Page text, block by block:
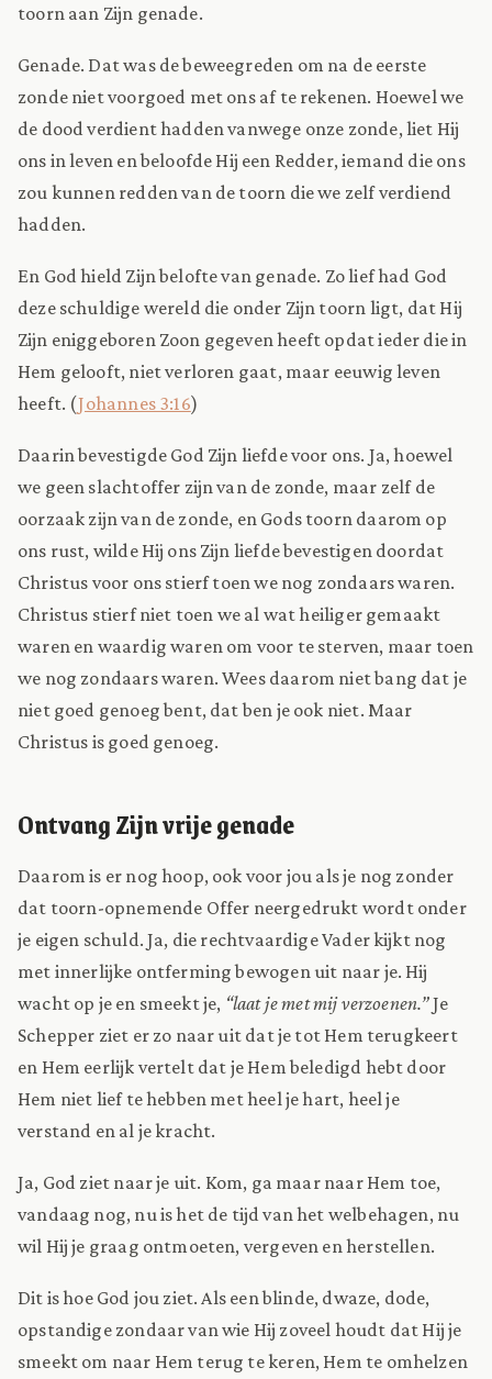
toorn aan Zijn genade.
Genade. Dat was de beweegreden om na de eerste
zonde niet voorgoed met ons af te rekenen. Hoewel we
de dood verdient hadden vanwege onze zonde, liet Hij
ons in leven en beloofde Hij een Redder, iemand die ons
zou kunnen redden van de toorn die we zelf verdiend
hadden.
En God hield Zijn belofte van genade. Zo lief had God
deze schuldige wereld die onder Zijn toorn ligt, dat Hij
Zijn eniggeboren Zoon gegeven heeft opdat ieder die in
Hem gelooft, niet verloren gaat, maar eeuwig leven
heeft. (Johannes 3:16)
Daarin bevestigde God Zijn liefde voor ons. Ja, hoewel
we geen slachtoffer zijn van de zonde, maar zelf de
oorzaak zijn van de zonde, en Gods toorn daarom op
ons rust, wilde Hij ons Zijn liefde bevestigen doordat
Christus voor ons stierf toen we nog zondaars waren.
Christus stierf niet toen we al wat heiliger gemaakt
waren en waardig waren om voor te sterven, maar toen
we nog zondaars waren. Wees daarom niet bang dat je
niet goed genoeg bent, dat ben je ook niet. Maar
Christus is goed genoeg.
Ontvang Zijn vrije genade
Daarom is er nog hoop, ook voor jou als je nog zonder
dat toorn-opnemende Offer neergedrukt wordt onder
je eigen schuld. Ja, die rechtvaardige Vader kijkt nog
met innerlijke ontferming bewogen uit naar je. Hij
wacht op je en smeekt je, “laat je met mij verzoenen.”Je
Schepper ziet er zo naar uit dat je tot Hem terugkeert
en Hem eerlijk vertelt dat je Hem beledigd hebt door
Hem niet lief te hebben met heel je hart, heel je
verstand en al je kracht.
Ja, God ziet naar je uit. Kom, ga maar naar Hem toe,
vandaag nog, nu is het de tijd van het welbehagen, nu
wil Hij je graag ontmoeten, vergeven en herstellen.
Dit is hoe God jou ziet. Als een blinde, dwaze, dode,
opstandige zondaar van wie Hij zoveel houdt dat Hij je
smeekt om naar Hem terug te keren, Hem te omhelzen